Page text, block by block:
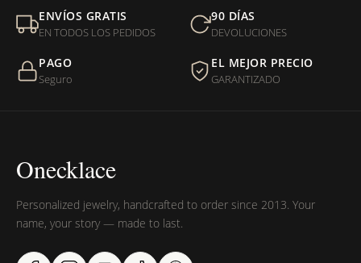
Mi orden fue devuelta por USPS, ¿qué hago para que sea
entregada?
¿Sus productos son libres de níquel?
ENVÍOS GRATIS
EN TODOS LOS PEDIDOS
90 DÍAS
DEVOLUCIONES
PAGO
Seguro
EL MEJOR PRECIO
GARANTIZADO
Onecklace
Personalized jewelry, handcrafted to order since 2013. Your
name, your story — made to last.